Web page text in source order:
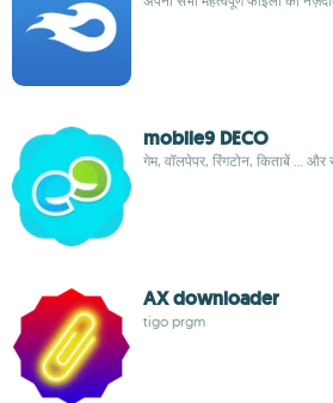
mobile9 DECO
गेम, वॉलपेपर, रिंगटोन, किताबें ...
AX downloader
tigo prgm